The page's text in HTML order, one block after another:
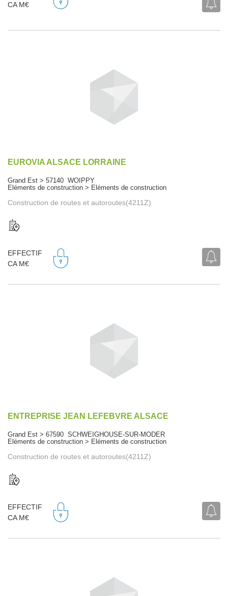
CA M€
EUROVIA ALSACE LORRAINE
Grand Est > 57140 WOIPPY
Eléments de construction > Eléments de construction
Construction de routes et autoroutes(4211Z)
EFFECTIF
CA M€
ENTREPRISE JEAN LEFEBVRE ALSACE
Grand Est > 67590 SCHWEIGHOUSE-SUR-MODER
Eléments de construction > Eléments de construction
Construction de routes et autoroutes(4211Z)
EFFECTIF
CA M€